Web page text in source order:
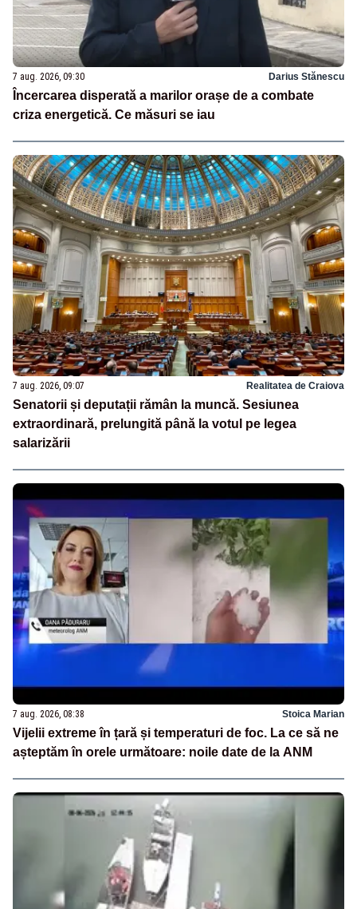
7 aug. 2026, 09:30 Darius Stănescu
Încercarea disperată a marilor orașe de a combate
criza energetică. Ce măsuri se iau
7 aug. 2026, 09:07 Realitatea de Craiova
Senatorii și deputații rămân la muncă. Sesiunea
extraordinară, prelungită până la votul pe legea
salarizării
7 aug. 2026, 08:38 Stoica Marian
Vijelii extreme în țară și temperaturi de foc. La ce să ne
așteptăm în orele următoare: noile date de la ANM